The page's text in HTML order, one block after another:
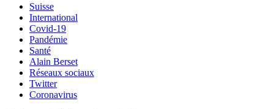
Suisse
International
Covid-19
Pandémie
Santé
Alain Berset
Réseaux sociaux
Twitter
Coronavirus